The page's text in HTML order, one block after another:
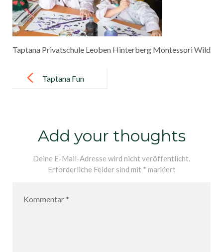
Taptana Privatschule Leoben Hinterberg Montessori Wild
navigationTaptana Fun
Add your thoughts
Deine E-Mail-Adresse wird nicht veröffentlicht.
Erforderliche Felder sind mit * markiert